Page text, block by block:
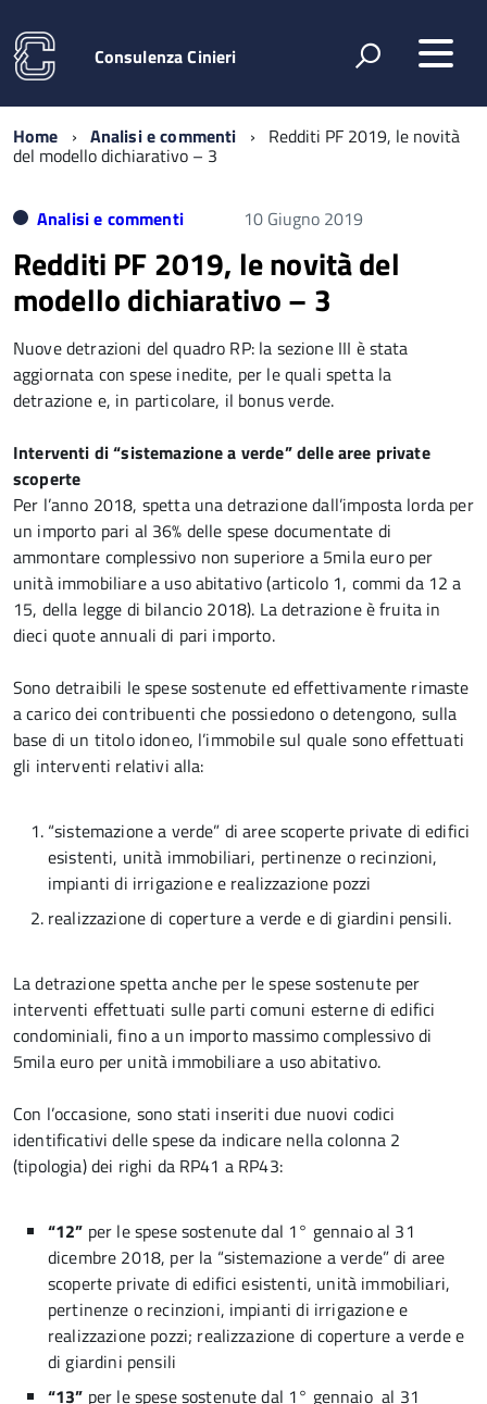
Consulenza Cinieri
Home Analisi e commenti Redditi PF 2019, le novità
del modello dichiarativo – 3
Analisi e commenti 10 Giugno 2019
Redditi PF 2019, le novità del
modello dichiarativo – 3
Nuove detrazioni del quadro RP: la sezione III è stata
aggiornata con spese inedite, per le quali spetta la
detrazione e, in particolare, il bonus verde.
Interventi di “sistemazione a verde” delle aree private
scoperte
Per l’anno 2018, spetta una detrazione dall’imposta lorda per
un importo pari al 36% delle spese documentate di
ammontare complessivo non superiore a 5mila euro per
unità immobiliare a uso abitativo (articolo 1, commi da 12 a
15, della legge di bilancio 2018). La detrazione è fruita in
dieci quote annuali di pari importo.
Sono detraibili le spese sostenute ed effettivamente rimaste
a carico dei contribuenti che possiedono o detengono, sulla
base di un titolo idoneo, l’immobile sul quale sono effettuati
gli interventi relativi alla:
“sistemazione a verde” di aree scoperte private di edifici
esistenti, unità immobiliari, pertinenze o recinzioni,
impianti di irrigazione e realizzazione pozzi
realizzazione di coperture a verde e di giardini pensili.
La detrazione spetta anche per le spese sostenute per
interventi effettuati sulle parti comuni esterne di edifici
condominiali, fino a un importo massimo complessivo di
5mila euro per unità immobiliare a uso abitativo.
Con l’occasione, sono stati inseriti due nuovi codici
identificativi delle spese da indicare nella colonna 2
(tipologia) dei righi da RP41 a RP43:
“12” per le spese sostenute dal 1° gennaio al 31
dicembre 2018, per la “sistemazione a verde” di aree
scoperte private di edifici esistenti, unità immobiliari,
pertinenze o recinzioni, impianti di irrigazione e
realizzazione pozzi; realizzazione di coperture a verde e
di giardini pensili
“13” per le spese sostenute dal 1° gennaio al 31